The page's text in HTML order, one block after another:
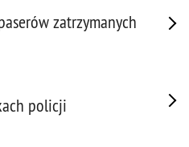
zatrzymanych
policji